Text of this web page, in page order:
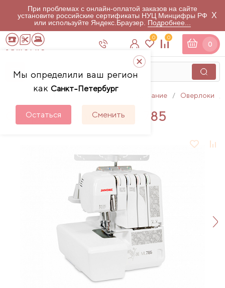
При проблемах с онлайн-оплатой заказов на сайте
установите российские сертификаты НУЦ Минцифры РФ
или используйте Яндекс.Браузер. Подробнее...
X
Мы определили ваш регион
как Санкт-Петербург
Остаться Сменить
0 0
0
Швейное оборудование Оверлоки
Оверлок Janome ML 785